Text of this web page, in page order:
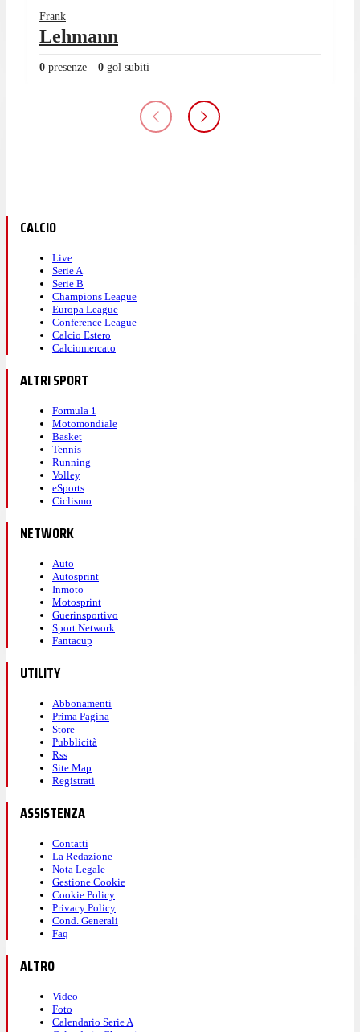
Frank
Lehmann
0 presenze 0 gol subiti
CALCIO
Live
Serie A
Serie B
Champions League
Europa League
Conference League
Calcio Estero
Calciomercato
ALTRI SPORT
Formula 1
Motomondiale
Basket
Tennis
Running
Volley
eSports
Ciclismo
NETWORK
Auto
Autosprint
Inmoto
Motosprint
Guerinsportivo
Sport Network
Fantacup
UTILITY
Abbonamenti
Prima Pagina
Store
Pubblicità
Rss
Site Map
Registrati
ASSISTENZA
Contatti
La Redazione
Nota Legale
Gestione Cookie
Cookie Policy
Privacy Policy
Cond. Generali
Faq
ALTRO
Video
Foto
Calendario Serie A